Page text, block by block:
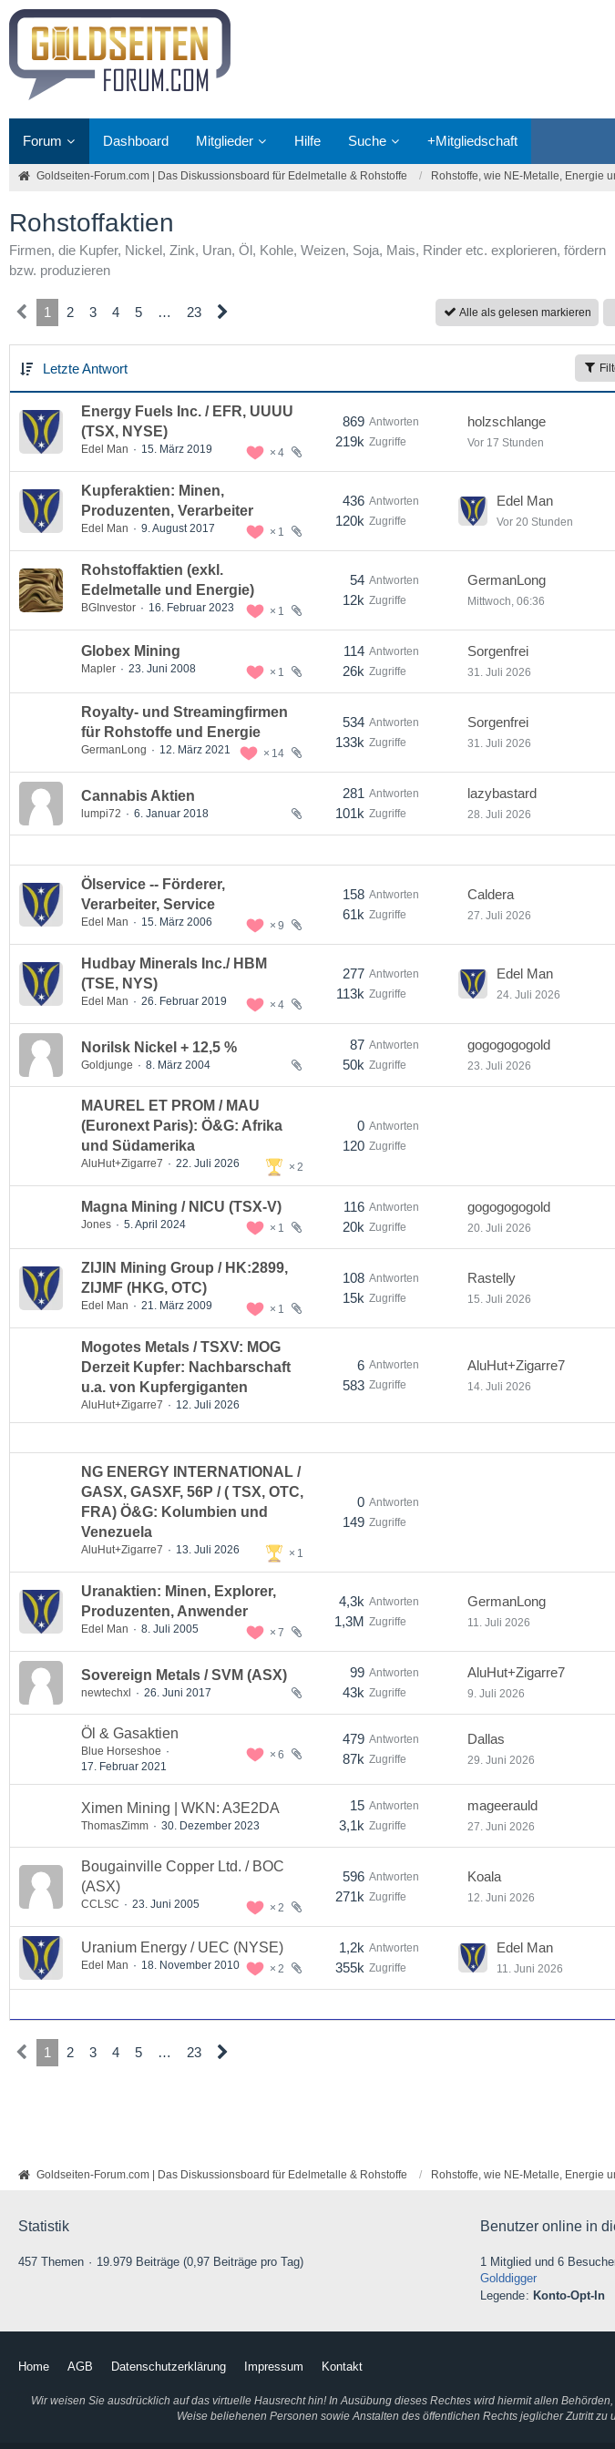
Forum Dashboard Mitglieder Hilfe Suche +Mitgliedschaft
Goldseiten-Forum.com | Das Diskussionsboard für Edelmetalle & Rohstoffe Rohstoffe, wie NE-Metalle, Energie
Goldseiten-Forum.com | Das Diskussionsboard für Edelmetalle & Rohstoffe Rohstoffe, wie NE-Metalle, Energie
Rohstoffaktien
Firmen, die Kupfer, Nickel, Zink, Uran, Öl, Kohle, Weizen, Soja, Mais, Rinder etc. explorieren, fördern
bzw. produzieren
1 2 3 4 5 … 23 Alle als gelesen markieren
Letzte Antwort
Energy Fuels Inc. / EFR, UUUU
(TSX, NYSE)
4
Edel Man 15. März 2019
Antworten
869
Zugriffe
219k
holzschlange
Vor 17 Stunden
Kupferaktien: Minen,
Produzenten, Verarbeiter
1
Edel Man 9. August 2017
Antworten
436
Zugriffe
120k
Edel Man
Vor 20 Stunden
Rohstoffaktien (exkl.
Edelmetalle und Energie)
1
BGInvestor 16. Februar 2023
Antworten
54
Zugriffe
12k
GermanLong
Mittwoch, 06:36
Globex Mining
1
Mapler 23. Juni 2008
Antworten
114
Zugriffe
26k
Sorgenfrei
31. Juli 2026
Royalty- und Streamingfirmen
für Rohstoffe und Energie
14
GermanLong 12. März 2021
Antworten
534
Zugriffe
133k
Sorgenfrei
31. Juli 2026
Cannabis Aktien
lumpi72 6. Januar 2018
Antworten
281
Zugriffe
101k
lazybastard
28. Juli 2026
Ölservice -- Förderer,
Verarbeiter, Service
9
Edel Man 15. März 2006
Antworten
158
Zugriffe
61k
Caldera
27. Juli 2026
Hudbay Minerals Inc./ HBM
(TSE, NYS)
4
Edel Man 26. Februar 2019
Antworten
277
Zugriffe
113k
Edel Man
24. Juli 2026
Norilsk Nickel + 12,5 %
Goldjunge 8. März 2004
Antworten
87
Zugriffe
50k
gogogogogold
23. Juli 2026
MAUREL ET PROM / MAU
(Euronext Paris): Ö&G: Afrika
und Südamerika
2
AluHut+Zigarre7 22. Juli 2026
Antworten
0
Zugriffe
120
Magna Mining / NICU (TSX-V)
1
Jones 5. April 2024
Antworten
116
Zugriffe
20k
gogogogogold
20. Juli 2026
ZIJIN Mining Group / HK:2899,
ZIJMF (HKG, OTC)
1
Edel Man 21. März 2009
Antworten
108
Zugriffe
15k
Rastelly
15. Juli 2026
Mogotes Metals / TSXV: MOG
Derzeit Kupfer: Nachbarschaft
u.a. von Kupfergiganten
AluHut+Zigarre7 12. Juli 2026
Antworten
6
Zugriffe
583
AluHut+Zigarre7
14. Juli 2026
NG ENERGY INTERNATIONAL /
GASX, GASXF, 56P / ( TSX, OTC,
FRA) Ö&G: Kolumbien und
Venezuela
1
AluHut+Zigarre7 13. Juli 2026
Antworten
0
Zugriffe
149
Uranaktien: Minen, Explorer,
Produzenten, Anwender
7
Edel Man 8. Juli 2005
Antworten
4,3k
Zugriffe
1,3M
GermanLong
11. Juli 2026
Sovereign Metals / SVM (ASX)
newtechxl 26. Juni 2017
Antworten
99
Zugriffe
43k
AluHut+Zigarre7
9. Juli 2026
Öl & Gasaktien
6
Blue Horseshoe
17. Februar 2021
Antworten
479
Zugriffe
87k
Dallas
29. Juni 2026
Ximen Mining | WKN: A3E2DA
ThomasZimm 30. Dezember 2023
Antworten
15
Zugriffe
3,1k
mageerauld
27. Juni 2026
Bougainville Copper Ltd. / BOC
(ASX)
2
CCLSC 23. Juni 2005
Antworten
596
Zugriffe
271k
Koala
12. Juni 2026
Uranium Energy / UEC (NYSE)
2
Edel Man 18. November 2010
Antworten
1,2k
Zugriffe
355k
Edel Man
11. Juni 2026
1 2 3 4 5 … 23
Statistik
457 Themen 19.979 Beiträge (0,97 Beiträge pro Tag)
Benutzer online in
1 Mitglied und 6
Golddigger
Legende
Konto-Opt-In
Home AGB Datenschutzerklärung Impressum Kontakt
Wir weisen Sie ausdrücklich auf das virtuelle Hausrecht hin! In Ausübung dieses Rechtes wird hiermit allen
Weise beliehenen Personen sowie Anstalten des öffentlichen Rechts jeglicher Zutritt zu